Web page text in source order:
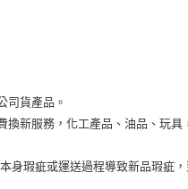
司貨產品。
換新服務，化工產品、油品、玩具
身瑕疵或運送過程導致新品瑕疵